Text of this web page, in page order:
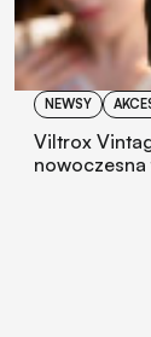
NEWSY
Viltrox